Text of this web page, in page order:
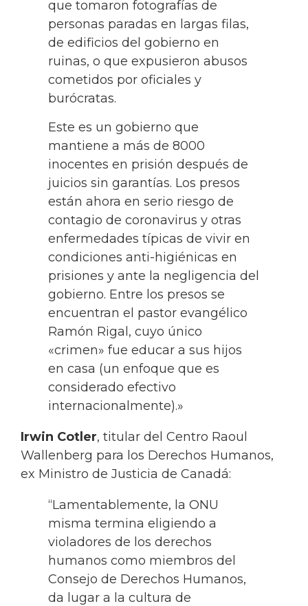
que tomaron fotografías de
personas paradas en largas filas,
de edificios del gobierno en
ruinas, o que expusieron abusos
cometidos por oficiales y
burócratas.
Este es un gobierno que
mantiene a más de 8000
inocentes en prisión después de
juicios sin garantías. Los presos
están ahora en serio riesgo de
contagio de coronavirus y otras
enfermedades típicas de vivir en
condiciones anti-higiénicas en
prisiones y ante la negligencia del
gobierno. Entre los presos se
encuentran el pastor evangélico
Ramón Rigal, cuyo único
«crimen» fue educar a sus hijos
en casa (un enfoque que es
considerado efectivo
internacionalmente).»
Irwin Cotler, titular del Centro Raoul
Wallenberg para los Derechos Humanos,
ex Ministro de Justicia de Canadá:
“Lamentablemente, la ONU
misma termina eligiendo a
violadores de los derechos
humanos como miembros del
Consejo de Derechos Humanos,
da lugar a la cultura de